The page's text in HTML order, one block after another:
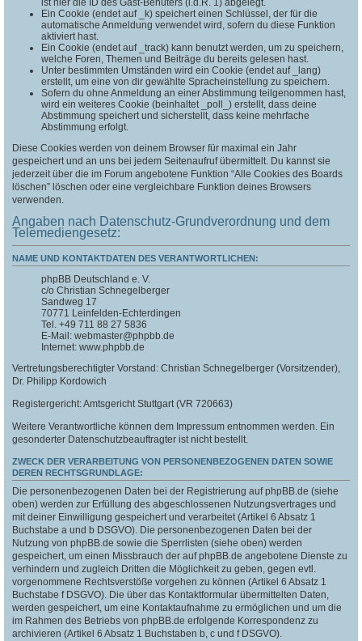
ist hier die ID des Gast-Benuters (i.d.R. 1) abgelegt.
Ein Cookie (endet auf _k) speichert einen Schlüssel, der für die
automatische Anmeldung verwendet wird, sofern du diese Funktion
aktiviert hast.
Ein Cookie (endet auf _track) kann benutzt werden, um zu speichern,
welche Foren, Themen und Beiträge du bereits gelesen hast.
Unter bestimmten Umständen wird ein Cookie (endet auf _lang)
erstellt, um eine von dir gewählte Spracheinstellung zu speichern.
Sofern du ohne Anmeldung an einer Abstimmung teilgenommen hast,
wird ein weiteres Cookie (beinhaltet _poll_) erstellt, dass deine
Abstimmung speichert und sicherstellt, dass keine mehrfache
Abstimmung erfolgt.
Diese Cookies werden von deinem Browser für maximal ein Jahr
gespeichert und an uns bei jedem Seitenaufruf übermittelt. Du kannst sie
jederzeit über die im Forum angebotene Funktion “Alle Cookies des Boards
löschen” löschen oder eine vergleichbare Funktion deines Browsers
verwenden.
Angaben nach Datenschutz-Grundverordnung und dem
Telemediengesetz:
NAME UND KONTAKTDATEN DES VERANTWORTLICHEN:
phpBB Deutschland e. V.
c/o Christian Schnegelberger
Sandweg 17
70771 Leinfelden-Echterdingen
Tel. +49 711 88 27 5836
E-Mail: webmaster@phpbb.de
Internet: www.phpbb.de
Vertretungsberechtigter Vorstand: Christian Schnegelberger (Vorsitzender),
Dr. Philipp Kordowich
Registergericht: Amtsgericht Stuttgart (VR 720663)
Weitere Verantwortliche können dem Impressum entnommen werden. Ein
gesonderter Datenschutzbeauftragter ist nicht bestellt.
ZWECK DER VERARBEITUNG VON PERSONENBEZOGENEN DATEN SOWIE
DEREN RECHTSGRUNDLAGE:
Die personenbezogenen Daten bei der Registrierung auf phpBB.de (siehe
oben) werden zur Erfüllung des abgeschlossenen Nutzungsvertrages und
mit deiner Einwilligung gespeichert und verarbeitet (Artikel 6 Absatz 1
Buchstabe a und b DSGVO). Die personenbezogenen Daten bei der
Nutzung von phpBB.de sowie die Sperrlisten (siehe oben) werden
gespeichert, um einen Missbrauch der auf phpBB.de angebotene Dienste zu
verhindern und zugleich Dritten die Möglichkeit zu geben, gegen evtl.
vorgenommene Rechtsverstöße vorgehen zu können (Artikel 6 Absatz 1
Buchstabe f DSGVO). Die über das Kontaktformular übermittelten Daten,
werden gespeichert, um eine Kontaktaufnahme zu ermöglichen und um die
im Rahmen des Betriebs von phpBB.de erfolgende Korrespondenz zu
archivieren (Artikel 6 Absatz 1 Buchstaben b, c und f DSGVO).